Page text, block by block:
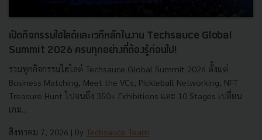
เปิดกิจกรรมไฮไลต์และเวทีหลักในงาน Techsauce Global
Summit 2026 ครบทุกอย่างที่ต้องรู้ก่อนไป!
รวมทุกกิจกรรมไฮไลต์ Techsauce Global Summit 2026 ตั้งแต่
Business Matching, Meet the VCs, Pickleball Networking, NFT
Treasure Hunt ไปจนถึง 350+ Exhibitions และ 10 Stages เปลี่ยน
เกม...
สิงหาคม 7, 2026 | By Techsauce Team